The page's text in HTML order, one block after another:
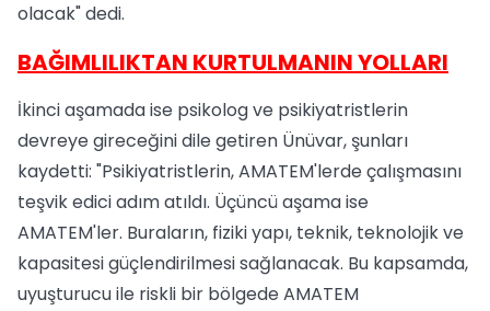
olacak" dedi.
BAĞIMLILIKTAN KURTULMANIN YOLLARI
İkinci aşamada ise psikolog ve psikiyatristlerin
devreye gireceğini dile getiren Ünüvar, şunları
kaydetti: "Psikiyatristlerin, AMATEM'lerde çalışmasını
teşvik edici adım atıldı. Üçüncü aşama ise
AMATEM'ler. Buraların, fiziki yapı, teknik, teknolojik ve
kapasitesi güçlendirilmesi sağlanacak. Bu kapsamda,
uyuşturucu ile riskli bir bölgede AMATEM